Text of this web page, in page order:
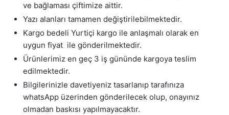
ve bağlaması çiftimize aittir.
Yazı alanları tamamen değiştirilebilmektedir.
Kargo bedeli Yurtiçi kargo ile anlaşmalı olarak en
uygun fiyat ile gönderilmektedir.
Ürünlerimiz en geç 3 iş gününde kargoya teslim
edilmektedir.
Bilgilerinizle davetiyeniz tasarlanıp tarafınıza
whatsApp üzerinden gönderilecek olup, onayınız
olmadan baskısı yapılmayacaktır.